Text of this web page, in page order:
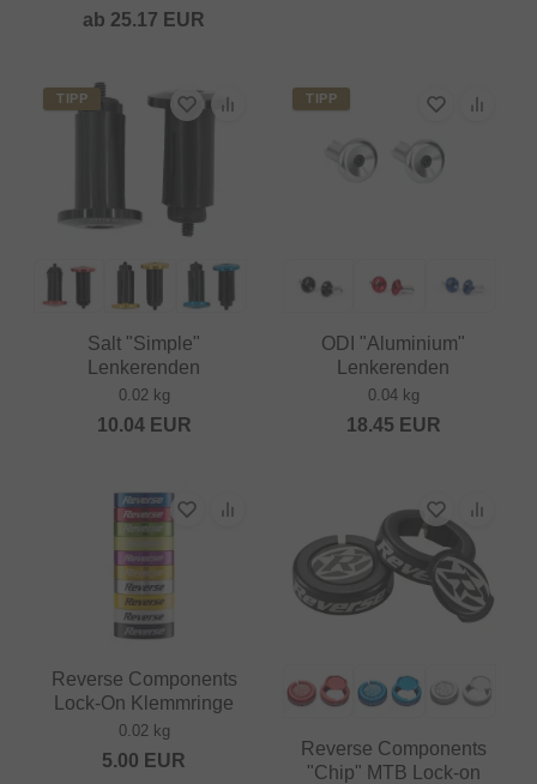
ab 25.17 EUR
TIPP
Salt "Simple"
Lenkerenden
0.02 kg
10.04EUR
TIPP
ODI "Aluminium"
Lenkerenden
0.04 kg
18.45 EUR
Reverse Components
Lock-On Klemmringe
0.02 kg
5.00 EUR
Reverse Components
"Chip" MTB Lock-on